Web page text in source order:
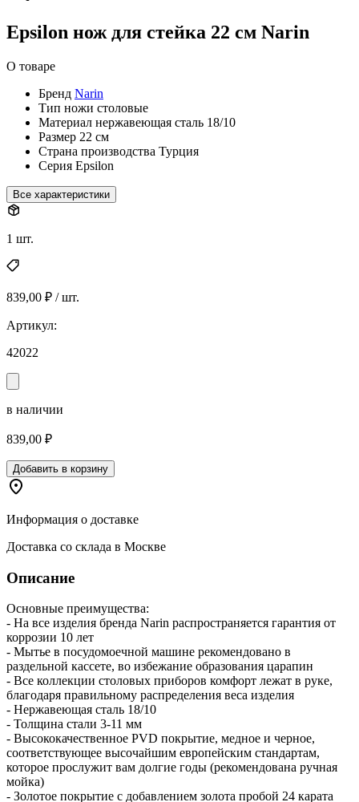
Epsilon нож для стейка 22 см Narin
О товаре
Бренд Narin
Тип ножи столовые
Материал нержавеющая сталь 18/10
Размер 22 см
Страна производства Турция
Серия Epsilon
Все характеристики
1 шт.
839,00 ₽ / шт.
Артикул:
42022
в наличии
839,00 ₽
Добавить в корзину
Информация о доставке
Доставка со склада в Москве
Описание
Основные преимущества:
- На все изделия бренда Narin распространяется гарантия от
коррозии 10 лет
- Мытье в посудомоечной машине рекомендовано в
раздельной кассете, во избежание образования царапин
- Все коллекции столовых приборов комфорт лежат в руке,
благодаря правильному распределения веса изделия
- Нержавеющая сталь 18/10
- Толщина стали 3-11 мм
- Высококачественное PVD покрытие, медное и черное,
соответствующее высочайшим европейским стандартам,
которое прослужит вам долгие годы (рекомендована ручная
мойка)
- Золотое покрытие с добавлением золота пробой 24 карата